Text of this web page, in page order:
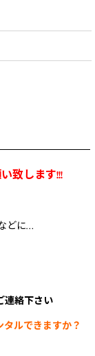
致します!!!
どに…
連絡下さい
ルできますか？